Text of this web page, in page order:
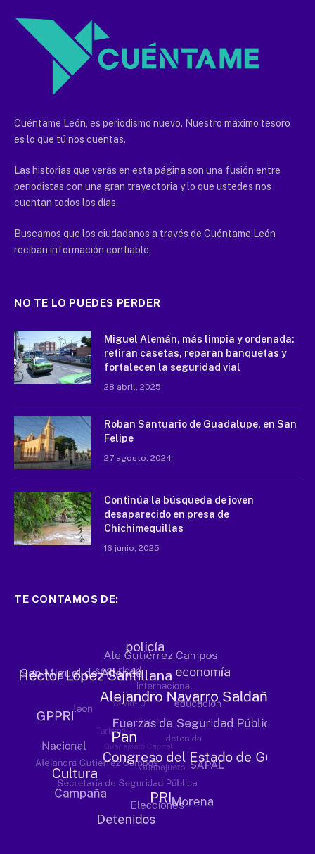
Cuéntame León, es periodismo nuevo. Nuestro máximo tesoro
es lo que tú nos cuentas.
Las historias que verás en esta página son una fusión entre
periodistas con una gran trayectoria y lo que ustedes nos
cuentan todos los días.
Buscamos que los ciudadanos a través de Cuéntame León
reciban información confiable.
NO TE LO PUEDES PERDER
Miguel Alemán, más limpia y ordenada:
retiran casetas, reparan banquetas y
fortalecen la seguridad vial
28 abril, 2025
Roban Santuario de Guadalupe, en San
Felipe
27 agosto, 2024
Continúa la búsqueda de joven
desaparecido en presa de
Chichimequillas
16 junio, 2025
TE CONTAMOS DE: